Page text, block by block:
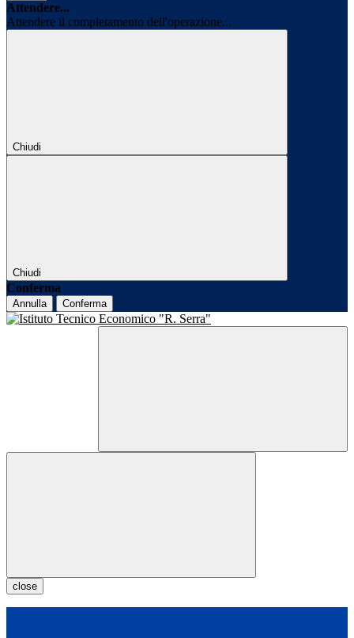
Attendere...
Attendere il completamento dell'operazione...
Chiudi
Chiudi
Conferma
Annulla Conferma
close